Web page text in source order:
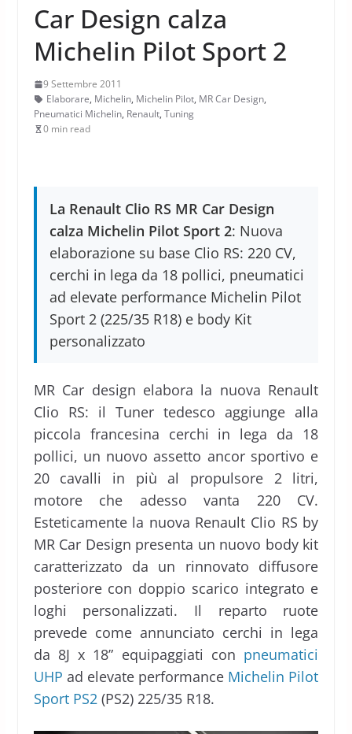
Car Design calza
Michelin Pilot Sport 2
9 Settembre 2011
Elaborare, Michelin, Michelin Pilot, MR Car Design,
Pneumatici Michelin, Renault, Tuning
0 min read
La Renault Clio RS MR Car Design
calza Michelin Pilot Sport 2: Nuova
elaborazione su base Clio RS: 220 CV,
cerchi in lega da 18 pollici, pneumatici
ad elevate performance Michelin Pilot
Sport 2 (225/35 R18) e body Kit
personalizzato
MR Car design elabora la nuova Renault
Clio RS: il Tuner tedesco aggiunge alla
piccola francesina cerchi in lega da 18
pollici, un nuovo assetto ancor sportivo e
20 cavalli in più al propulsore 2 litri,
motore che adesso vanta 220 CV.
Esteticamente la nuova Renault Clio RS by
MR Car Design presenta un nuovo body kit
caratterizzato da un rinnovato diffusore
posteriore con doppio scarico integrato e
loghi personalizzati. Il reparto ruote
prevede come annunciato cerchi in lega
da 8J x 18” equipaggiati con pneumatici
UHP ad elevate performance Michelin Pilot
Sport PS2(PS2) 225/35 R18.